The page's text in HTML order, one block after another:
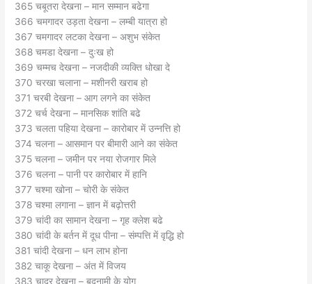
365 चबूतरा देखना – मान सम्मान बढेगा
366 चमगादर उड़ता देखना – लम्बी यात्रा हो
367 चमगादर लटका देखना – अशुभ संकेत
368 चमडा देखना – दुःख हो
369 चम्मच देखना – नजदीकी व्यक्ति धोखा दे
370 चरखा चलाना – मशीनरी खराब हो
371 चरबी देखना – आग लगने का संकेत
372 चर्च देखना – मानसिक शांति बढे
373 चलता पहिया देखना – कारोबार में उन्नत्ति हो
374 चलना – आसमान पर बीमारी आने का संकेत
375 चलना – जमीन पर नया रोजगार मिले
376 चलना – पानी पर कारोबार में हानि
377 चश्मा खोना – चोरी के संकेत
378 चश्मा लगाना – ज्ञान में बढ़ोत्तरी
379 चांदी का सामान देखना – गृह क्लेश बढे
380 चांदी के बर्तन में दूध पीना – संम्पत्ति में वृद्धि हो
381 चांदी देखना – धन लाभ होना
382 चाकू देखना – अंत में विजय
383 चादर देखना – बदनामी के योग